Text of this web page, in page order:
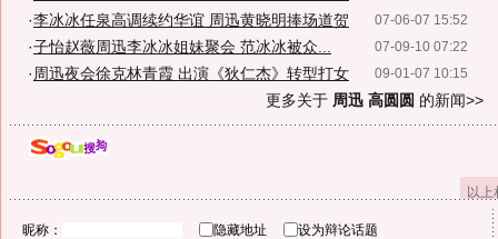
07-06-07 15:52
·李冰冰任泉高调续约华谊 周迅黄晓明捧场道贺
07-09-10 07:22
·子怡赵薇周迅李冰冰姐妹聚会 范冰冰被众...
09-01-07 10:15
· 周迅夜会徐克林青霞 出演《狄仁杰》转型打女
更多关于 周迅 高圆圆 的新闻>>
以
昵称： 隐藏地址 设为辩论话题